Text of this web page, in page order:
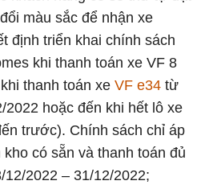
màu sắc để nhận xe
định triển khai chính sách
khi thanh toán xe VF 8
thanh toán xe VF e34 từ
2022 hoặc đến khi hết lô xe
trước). Chính sách chỉ áp
có sẵn và thanh toán đủ
2022 – 31/12/2022;